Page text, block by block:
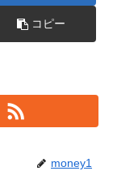
コピー
money1